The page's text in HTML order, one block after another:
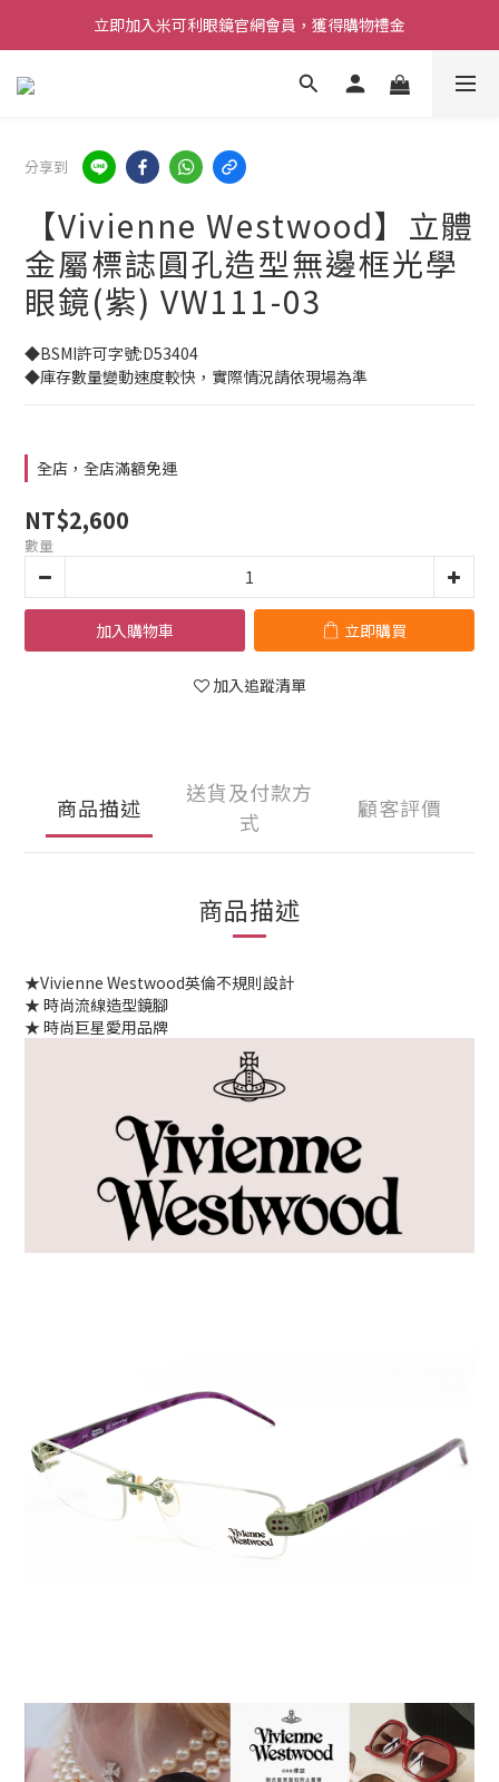
立即加入米可利眼鏡官網會員，獲得購物禮金
分享到
【Vivienne Westwood】立體
金屬標誌圓孔造型無邊框光學
眼鏡(紫) VW111-03
◆BSMI許可字號:D53404
◆庫存數量變動速度較快，實際情況請依現場為準
全店，全店滿額免運
NT$2,600
數量
加入購物車 立即購買
加入追蹤清單
商品描述
送貨及付款方
式
顧客評價
商品描述
★Vivienne Westwood英倫不規則設計
★ 時尚流線造型鏡腳
★ 時尚巨星愛用品牌